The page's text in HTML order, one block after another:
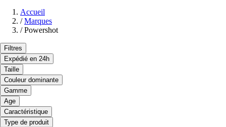
Accueil
/ Marques
/ Powershot
Filtres
Expédié en 24h
Taille
Couleur dominante
Gamme
Age
Caractéristique
Type de produit